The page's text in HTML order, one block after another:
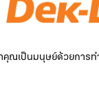
คุณเป็นมนุษย์ด้วยการท